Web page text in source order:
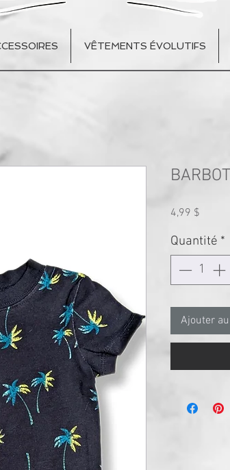
VÊTEMENTS ÉVOLUTIFS
4,99 $
Quantité *
Ajouter